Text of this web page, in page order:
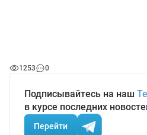
1253 0
Подписывайтесь на наш
в курсе последних
Перейти